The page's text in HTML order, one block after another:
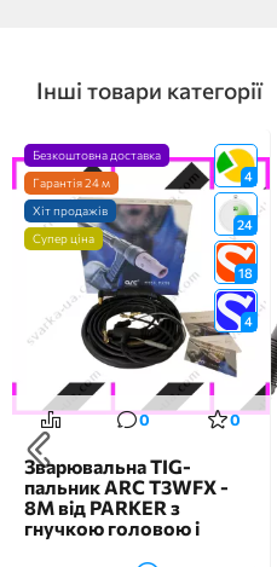
Інші товари категорії
4
24
18
4
Безкоштовна доставка
Гарантія 24 м
Хіт продажів
Супер ціна
0 0
Зварювальна TIG-
пальник ARC T3WFX -
8M від PARKER з
гнучкою головою і
водяним охолодженням